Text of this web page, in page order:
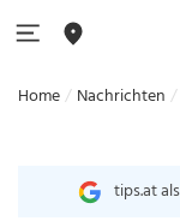
Home Nachrichten
tips.at